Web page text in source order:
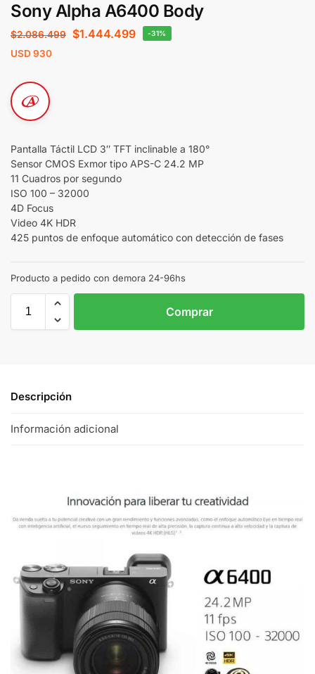
Sony Alpha A6400 Body
$2.086.499 $1.444.499
USD 930
-31%
Pantalla Táctil LCD 3″ TFT inclinable a 180°
Sensor CMOS Exmor tipo APS-C 24.2 MP
11 Cuadros por segundo
ISO 100 – 32000
4D Focus
Video 4K HDR
425 puntos de enfoque automático con detección de fases
Producto a pedido con demora 24-96hs
Comprar
Descripción
Información adicional